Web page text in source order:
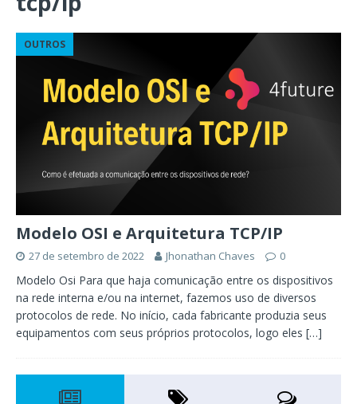
OUTROS
Modelo OSI e Arquitetura TCP/IP
27 de setembro de 2022 Jhonathan Chaves 0
Modelo Osi Para que haja comunicação entre os dispositivos
na rede interna e/ou na internet, fazemos uso de diversos
protocolos de rede. No início, cada fabricante produzia seus
equipamentos com seus próprios protocolos, logo eles […]